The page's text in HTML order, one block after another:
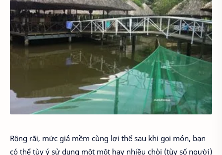
Rộng rãi, mức giá mềm cùng lợi thế sau khi gọi món, bạn
có thể tùy ý sử dụng một một hay nhiều chòi (tùy số người)